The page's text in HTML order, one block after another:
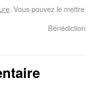
. Vous pouvez le